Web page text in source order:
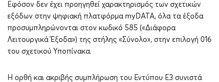
Εφόσον δεν έχει προηγηθεί χαρακτηρισμός των σχετικών
εξόδων στην ψηφιακή πλατφόρμα myDΑΤΑ, όλα τα έξοδα
προσυμπληρώνονται στον κωδικό 585 («Διάφορα
Λειτουργικά Έξοδα») της στήλης «Σύνολο», στην επιλογή 016
του σχετικού Υποπίνακα.
Η ορθή και ακριβής συμπλήρωση του Εντύπου Ε3 συνιστά